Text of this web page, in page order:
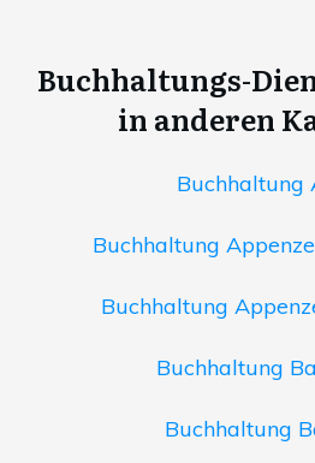
Buchhaltungs-
in anderen
Buchhaltung
Buchhaltung
Buchhaltung
Buchhaltung
Buchhaltung